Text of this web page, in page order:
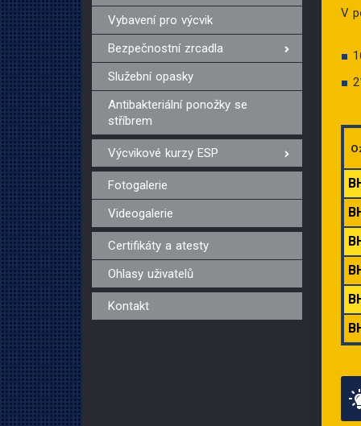
Vybavení pro výcvik
Bezpečnostní zrcadla
Služební opasky
Antibakteriální ponožky se
stříbrem
Výcvikové kurzy ESP
Fotogalerie
Videogalerie
Certifikáty a atesty
Ohlasy uživatelů
Kontakt
V